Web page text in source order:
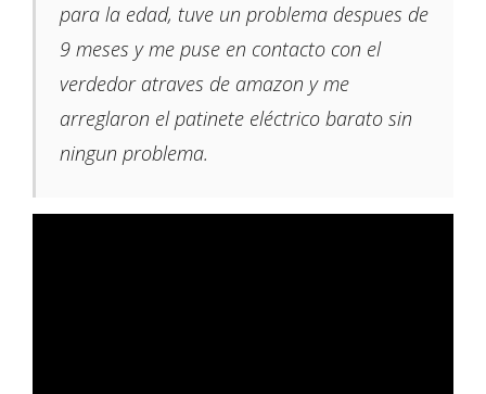
para la edad, tuve un problema despues de
9 meses y me puse en contacto con el
verdedor atraves de amazon y me
arreglaron el patinete eléctrico barato sin
ningun problema.